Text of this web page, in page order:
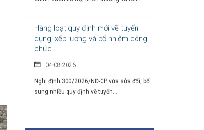
04-08-2026
Nghị định 300/2026/NĐ-CP vừa sửa đổi, bổ
sung nhiều quy định về tuyển...